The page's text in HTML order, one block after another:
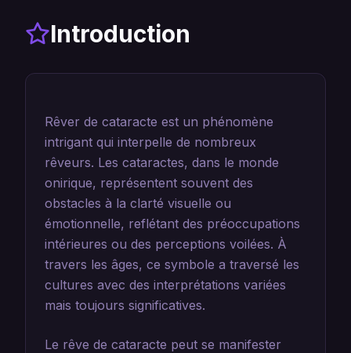
Introduction
Rêver de cataracte est un phénomène
intrigant qui interpelle de nombreux
rêveurs. Les cataractes, dans le monde
onirique, représentent souvent des
obstacles à la clarté visuelle ou
émotionnelle, reflétant des préoccupations
intérieures ou des perceptions voilées. À
travers les âges, ce symbole a traversé les
cultures avec des interprétations variées
mais toujours significatives.
Le rêve de cataracte peut se manifester